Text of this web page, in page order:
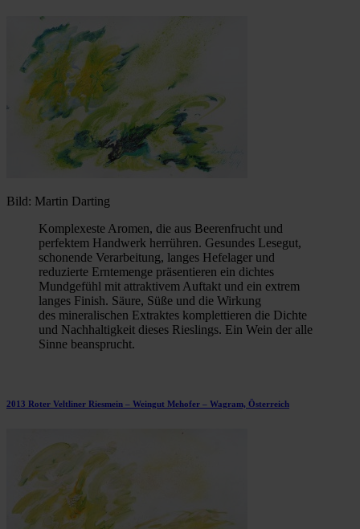
Bild: Martin Darting
Komplexeste Aromen, die aus Beerenfrucht und
perfektem Handwerk herrühren. Gesundes Lesegut,
schonende Verarbeitung, langes Hefelager und
reduzierte Erntemenge präsentieren ein dichtes
Mundgefühl mit attraktivem Auftakt und ein extrem
langes Finish. Säure, Süße und die Wirkung
des mineralischen Extraktes komplettieren die Dichte
und Nachhaltigkeit dieses Rieslings. Ein Wein der alle
Sinne beansprucht.
2013 Roter Veltliner Riesmein – Weingut Mehofer – Wagram, Österreich